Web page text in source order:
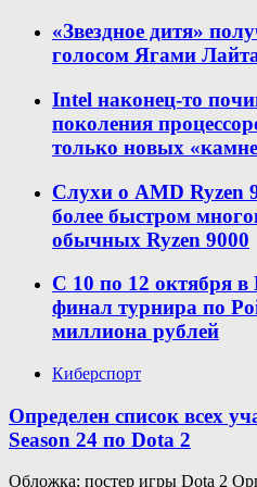
«Звездное дитя»
голосом Ягами
Intel наконец-то
поколения
только новых
Слухи о AMD Ryzen
более быстром
обычных Ryzen 9000
С 10 по 12 октября
финал турнира по
миллиона рублей
Киберспорт
Определен список всех
Season 24 по Dota 2
Обложка: постер игры Dota 2